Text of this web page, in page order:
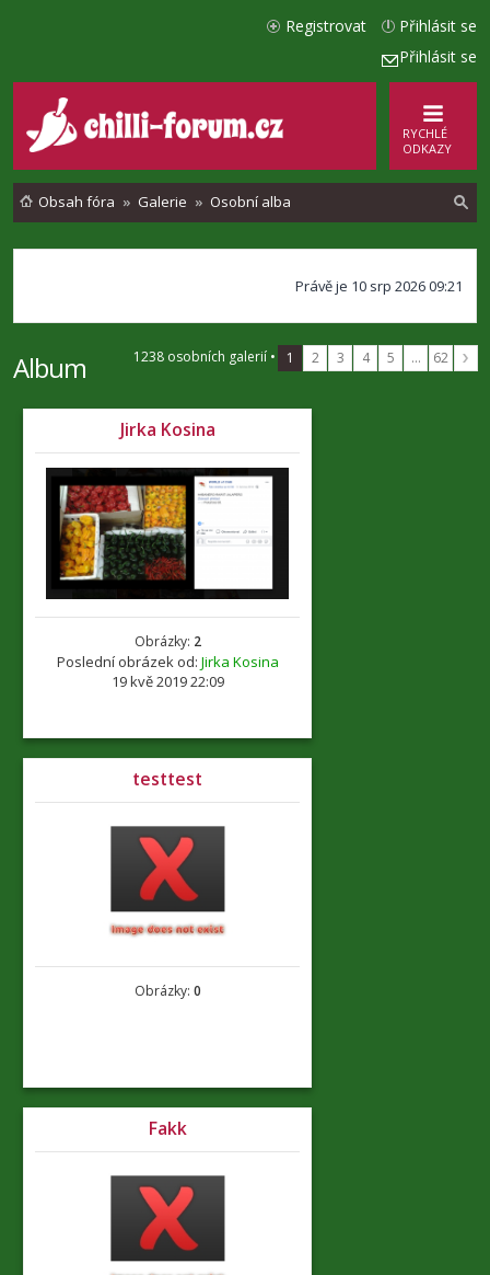
Přihlásit se
Přihlásit se
Registrovat
RYCHLÉ
ODKAZY
Obsah fóra Galerie Osobní alba
d
Právě je 10 srp 2026 09:21
1238 osobních galerií • 1 2 3 4 5 … 62
Album
Jirka Kosina
Obrázky: 2
Poslední obrázek od: Jirka Kosina
19 kvě 2019 22:09
testtest
Obrázky: 0
Fakk